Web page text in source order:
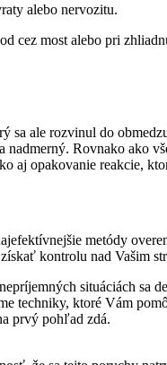
alebo nervozitu.
most alebo pri
ale rozvinul do
Rovnako ako
aj opakovanie reakcie,
metódy
kontrolu nad Vašim
situáciách
techniky, ktoré Vám
prvý pohľad zdá.